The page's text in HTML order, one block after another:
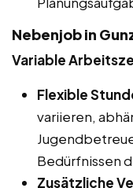
Nebenjob in
Variable
Flexible
variieren,
Bedürfnissen
Zusätzliche